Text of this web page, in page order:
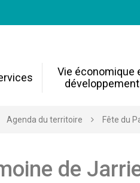
Vie économique
développement
Agenda du territoire Fête du
de